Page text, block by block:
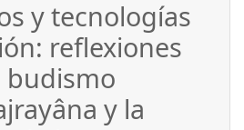
y tecnologías
reflexiones
budismo
y la